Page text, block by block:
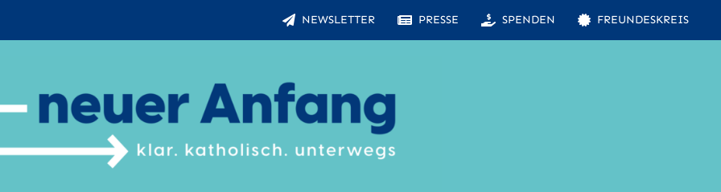
NEWSLETTER PRESSE SPENDEN FREUNDESKREIS